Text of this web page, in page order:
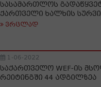
სასამართლოს
ქართველი ხალხის
ვრცლად
1-06-2022
საქართველო WEF-ის
რეიტინგში 44 ადგილზეა